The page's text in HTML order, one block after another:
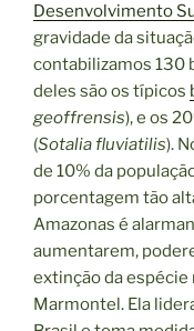
Desenvolvimento
gravidade da
contabilizamos 130
deles são os típicos
geoffrensis), e os
(Sotalia fluviatilis).
de 10% da
porcentagem tão
Amazonas é
aumentarem,
extinção da espécie
Marmontel. Ela